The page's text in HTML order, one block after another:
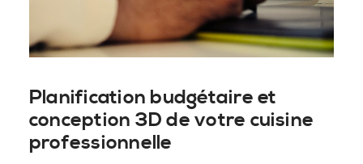
Planification budgétaire et
conception 3D de votre cuisine
professionnelle